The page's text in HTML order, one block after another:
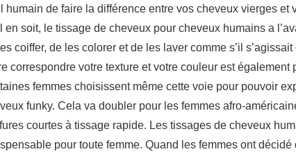
humain de faire la différence entre vos cheveux vierges et
en soit, le tissage de cheveux pour cheveux humains a
coiffer, de les colorer et de les laver comme s’il
correspondre votre texture et votre couleur est également
femmes choisissent même cette voie pour pouvoir
funky. Cela va doubler pour les femmes afro-
courtes à tissage rapide. Les tissages de cheveux
pour toute femme. Quand les femmes ont